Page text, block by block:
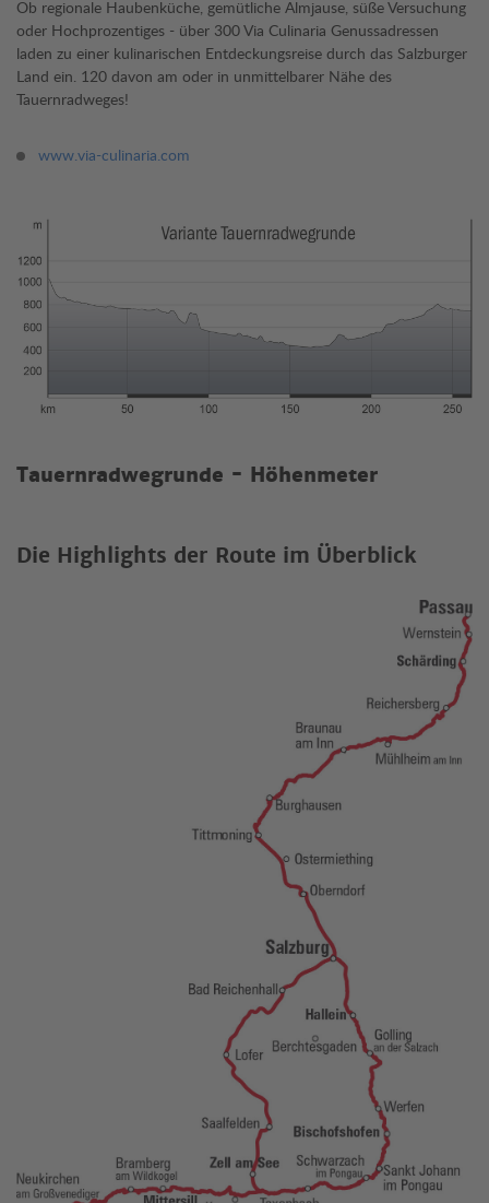
Ob regionale Haubenküche, gemütliche Almjause, süße Versuchung
oder Hochprozentiges - über 300 Via Culinaria Genussadressen
laden zu einer kulinarischen Entdeckungsreise durch das Salzburger
Land ein. 120 davon am oder in unmittelbarer Nähe des
Tauernradweges!
www.via-culinaria.com
Tauernradwegrunde - Höhenmeter
Die Highlights der Route im Überblick